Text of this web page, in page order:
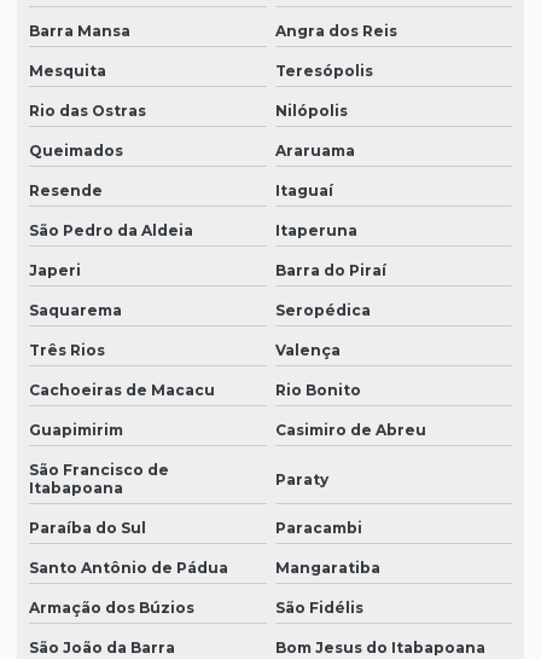
Barra Mansa Angra dos Reis
Mesquita Teresópolis
Rio das Ostras Nilópolis
Queimados Araruama
Resende Itaguaí
São Pedro da Aldeia Itaperuna
Japeri Barra do Piraí
Saquarema Seropédica
Três Rios Valença
Cachoeiras de Macacu Rio Bonito
Guapimirim Casimiro de Abreu
São Francisco de
Itabapoana
Paraty
Paraíba do Sul Paracambi
Santo Antônio de Pádua Mangaratiba
Armação dos Búzios São Fidélis
São João da Barra Bom Jesus do Itabapoana